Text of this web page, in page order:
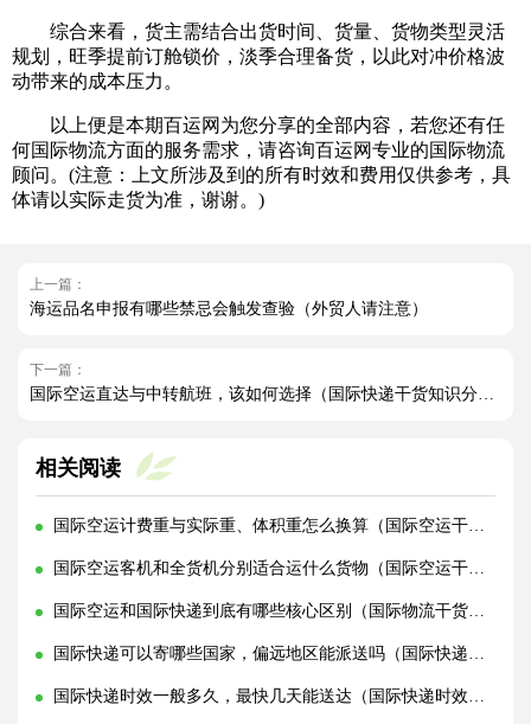
综合来看，货主需结合出货时间、货量、货物类型灵活
规划，旺季提前订舱锁价，淡季合理备货，以此对冲价格波
动带来的成本压力。
以上便是本期百运网为您分享的全部内容，若您还有任
何国际物流方面的服务需求，请咨询百运网专业的国际物流
顾问。(注意：上文所涉及到的所有时效和费用仅供参考，具
体请以实际走货为准，谢谢。)
上一篇：
海运品名申报有哪些禁忌会触发查验（外贸人请注意）
下一篇：
国际空运直达与中转航班，该如何选择（国际快递干货知识分享）
相关阅读
国际空运计费重与实际重、体积重怎么换算（国际空运干货知识分享）
国际空运客机和全货机分别适合运什么货物（国际空运干货知识分享）
国际空运和国际快递到底有哪些核心区别（国际物流干货知识分享）
国际快递可以寄哪些国家，偏远地区能派送吗（国际快递干货知识分享）
国际快递时效一般多久，最快几天能送达（国际快递时效详解）